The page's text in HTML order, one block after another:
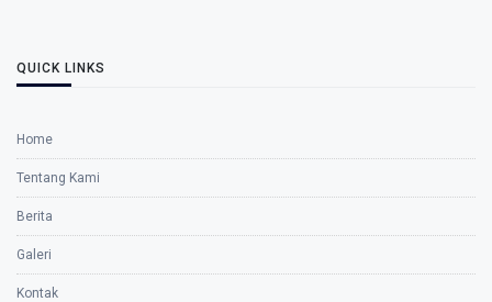
QUICK LINKS
Home
Tentang Kami
Berita
Galeri
Kontak